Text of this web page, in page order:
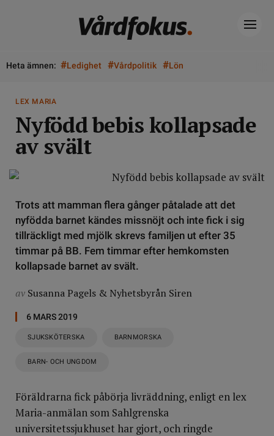
Heta ämnen: #Ledighet #Vårdpolitik #Lön
LEX MARIA
Nyfödd bebis kollapsade
av svält
Trots att mamman flera gånger påtalade att det
nyfödda barnet kändes missnöjt och inte fick i sig
tillräckligt med mjölk skrevs familjen ut efter 35
timmar på BB. Fem timmar efter hemkomsten
kollapsade barnet av svält.
av Susanna Pagels & Nyhetsbyrån Siren
6 MARS 2019
SJUKSKÖTERSKA BARNMORSKA
BARN- OCH UNGDOM
Föräldrarna fick påbörja livräddning, enligt en lex
Maria-anmälan som Sahlgrenska
universitetssjukhuset har gjort, och ringde